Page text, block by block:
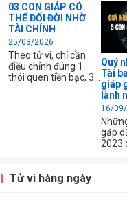
03 CON GIÁP CÓ
THỂ ĐỔI ĐỜI NHỜ
TÀI CHÍNH
25/03/2026
Theo tử vi, chỉ cần
điều chỉnh đúng 1
thói quen tiền bạc, 3
Quý
Tài
giáp
lành
16/
gặp
2023
Tử vi hàng ngày